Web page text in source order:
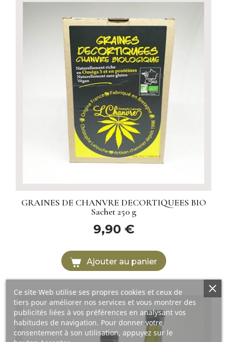
GRAINES DE CHANVRE DECORTIQUEES BIO
Sachet 250 g
9,90 €
Ajouter au panier
Ce site Web utilise ses propres cookies et ceux de
tiers pour améliorer nos services et vous montrer des
publicités liées à vos préférences en analysant vos
habitudes de navigation. Pour donner votre
consentement à son utilisation, appuyez sur le